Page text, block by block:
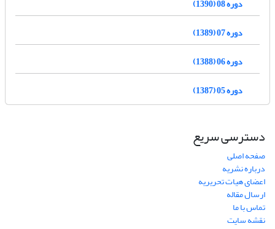
دوره 08 (1390)
دوره 07 (1389)
دوره 06 (1388)
دوره 05 (1387)
دسترسی سریع
صفحه اصلی
درباره نشریه
اعضای هیات تحریریه
ارسال مقاله
تماس با ما
نقشه سایت